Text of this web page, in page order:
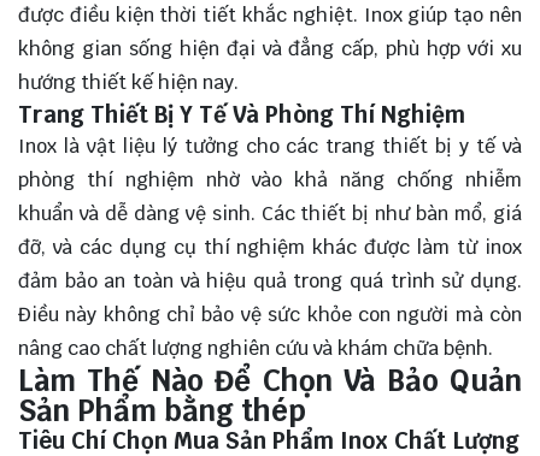
được điều kiện thời tiết khắc nghiệt. Inox giúp tạo nên
không gian sống hiện đại và đẳng cấp, phù hợp với xu
hướng thiết kế hiện nay.
Trang Thiết Bị Y Tế Và Phòng Thí Nghiệm
Inox là vật liệu lý tưởng cho các trang thiết bị y tế và
phòng thí nghiệm nhờ vào khả năng chống nhiễm
khuẩn và dễ dàng vệ sinh. Các thiết bị như bàn mổ, giá
đỡ, và các dụng cụ thí nghiệm khác được làm từ inox
đảm bảo an toàn và hiệu quả trong quá trình sử dụng.
Điều này không chỉ bảo vệ sức khỏe con người mà còn
nâng cao chất lượng nghiên cứu và khám chữa bệnh.
Làm Thế Nào Để Chọn Và Bảo Quản
Sản Phẩm bằng thép
Tiêu Chí Chọn Mua Sản Phẩm Inox Chất Lượng